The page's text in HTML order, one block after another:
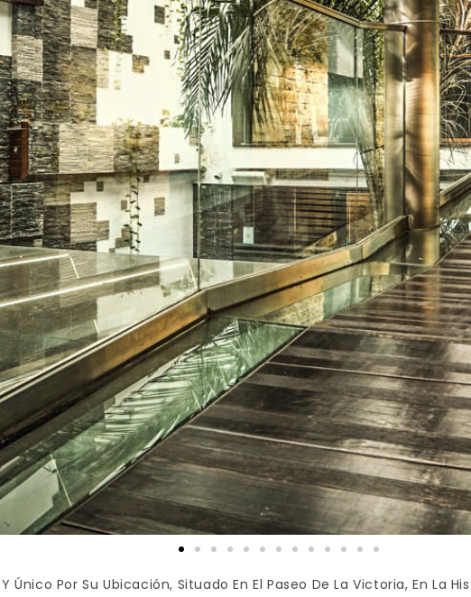
Único Por Su Ubicación, Situado En El Paseo De La Victoria, En La